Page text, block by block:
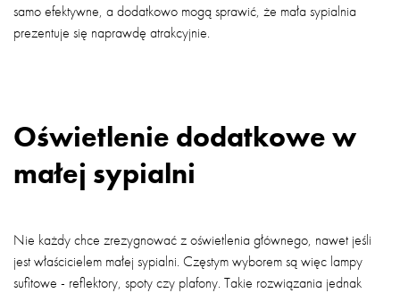
samo efektywne, a dodatkowo mogą sprawić, że mała sypialnia
prezentuje się naprawdę atrakcyjnie.
Oświetlenie dodatkowe w
małej sypialni
Nie każdy chce zrezygnować z oświetlenia głównego, nawet jeśli
jest właścicielem małej sypialni. Częstym wyborem są więc lampy
sufitowe - reflektory, spoty czy plafony. Takie rozwiązania jednak